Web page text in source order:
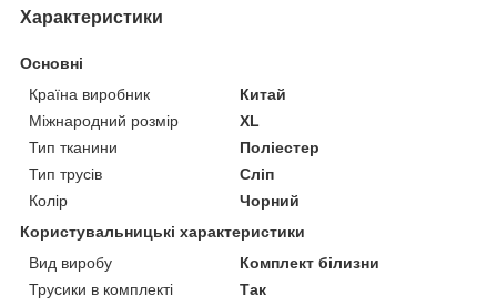
Характеристики
Основні
Країна виробник
Китай
Міжнародний розмір
XL
Тип тканини
Поліестер
Тип трусів
Сліп
Колір
Чорний
Користувальницькі характеристики
Вид виробу
Комплект білизни
Трусики в комплекті
Так